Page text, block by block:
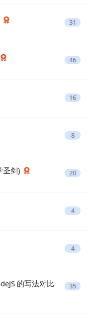
31
46
16
8
圣剑) 20
4
4
的写法对比 35